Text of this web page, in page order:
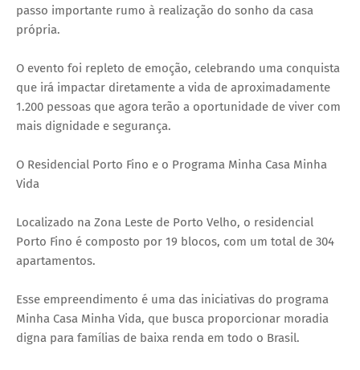
passo importante rumo à realização do sonho da casa
própria.
O evento foi repleto de emoção, celebrando uma conquista
que irá impactar diretamente a vida de aproximadamente
1.200 pessoas que agora terão a oportunidade de viver com
mais dignidade e segurança.
O Residencial Porto Fino e o Programa Minha Casa Minha
Vida
Localizado na Zona Leste de Porto Velho, o residencial
Porto Fino é composto por 19 blocos, com um total de 304
apartamentos.
Esse empreendimento é uma das iniciativas do programa
Minha Casa Minha Vida, que busca proporcionar moradia
digna para famílias de baixa renda em todo o Brasil.